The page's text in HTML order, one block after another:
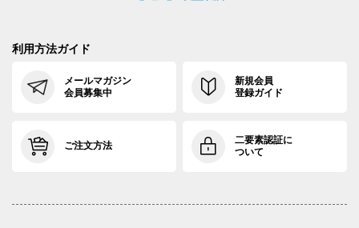
利用方法ガイド
メールマガジン
会員募集中
新規会員
登録ガイド
ご注文方法
二要素認証に
ついて